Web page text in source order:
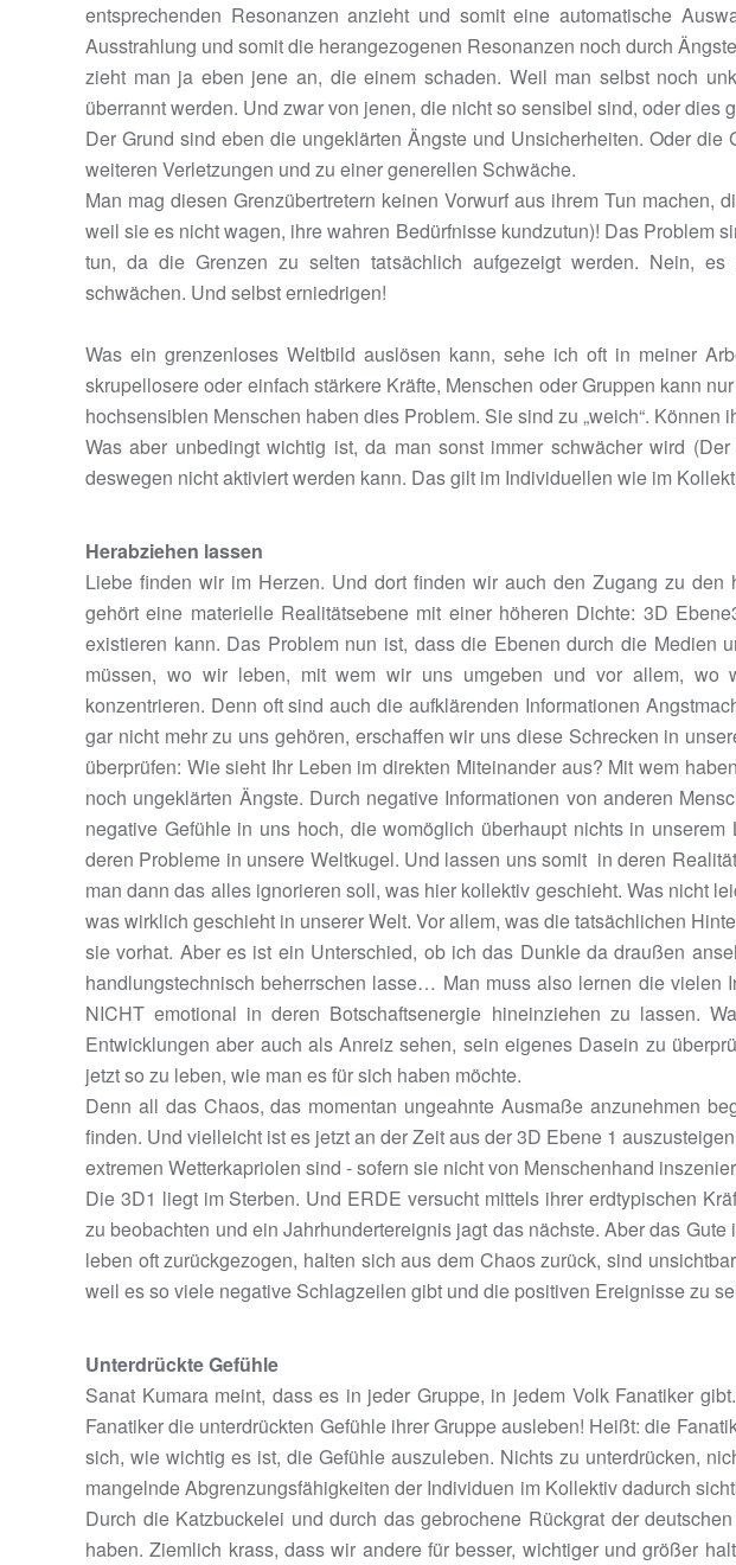
entsprechenden Resonanzen anzieht und somit eine automatische
Ausstrahlung und somit die herangezogenen Resonanzen noch durch
zieht man ja eben jene an, die einem schaden. Weil man selbst noch
überrannt werden. Und zwar von jenen, die nicht so sensibel sind, oder dies
Der Grund sind eben die ungeklärten Ängste und Unsicherheiten. Oder
weiteren Verletzungen und zu einer generellen Schwäche.
Man mag diesen Grenzübertretern keinen Vorwurf aus ihrem Tun
weil sie es nicht wagen, ihre wahren Bedürfnisse kundzutun)! Das Problem
tun, da die Grenzen zu selten tatsächlich aufgezeigt werden. Nein,
schwächen. Und selbst erniedrigen!
Was ein grenzenloses Weltbild auslösen kann, sehe ich oft in meiner
skrupellosere oder einfach stärkere Kräfte, Menschen oder Gruppen kann
hochsensiblen Menschen haben dies Problem. Sie sind zu „weich“.
Was aber unbedingt wichtig ist, da man sonst immer schwächer wird
deswegen nicht aktiviert werden kann. Das gilt im Individuellen wie im
Herabziehen lassen
Liebe finden wir im Herzen. Und dort finden wir auch den Zugang zu
gehört eine materielle Realitätsebene mit einer höheren Dichte: 3D
existieren kann. Das Problem nun ist, dass die Ebenen durch die Medien
müssen, wo wir leben, mit wem wir uns umgeben und vor allem, wo
konzentrieren. Denn oft sind auch die aufklärenden Informationen
gar nicht mehr zu uns gehören, erschaffen wir uns diese Schrecken in
überprüfen: Wie sieht Ihr Leben im direkten Miteinander aus? Mit wem
noch ungeklärten Ängste. Durch negative Informationen von anderen
negative Gefühle in uns hoch, die womöglich überhaupt nichts in
deren Probleme in unsere Weltkugel. Und lassen uns somit in deren
man dann das alles ignorieren soll, was hier kollektiv geschieht. Was nicht
was wirklich geschieht in unserer Welt. Vor allem, was die tatsächlichen
sie vorhat. Aber es ist ein Unterschied, ob ich das Dunkle da draußen
handlungstechnisch beherrschen lasse… Man muss also lernen die vielen
NICHT emotional in deren Botschaftsenergie hineinziehen zu lassen.
Entwicklungen aber auch als Anreiz sehen, sein eigenes Dasein zu
jetzt so zu leben, wie man es für sich haben möchte.
Denn all das Chaos, das momentan ungeahnte Ausmaße anzunehmen
finden. Und vielleicht ist es jetzt an der Zeit aus der 3D Ebene 1
extremen Wetterkapriolen sind - sofern sie nicht von Menschenhand
Die 3D1 liegt im Sterben. Und ERDE versucht mittels ihrer erdtypischen
zu beobachten und ein Jahrhundertereignis jagt das nächste. Aber das
leben oft zurückgezogen, halten sich aus dem Chaos zurück, sind
weil es so viele negative Schlagzeilen gibt und die positiven Ereignisse zu
Unterdrückte Gefühle
Sanat Kumara meint, dass es in jeder Gruppe, in jedem Volk Fanatiker
Fanatiker die unterdrückten Gefühle ihrer Gruppe ausleben! Heißt: die
sich, wie wichtig es ist, die Gefühle auszuleben. Nichts zu unterdrücken,
mangelnde Abgrenzungsfähigkeiten der Individuen im Kollektiv dadurch
Durch die Katzbuckelei und durch das gebrochene Rückgrat der
haben. Ziemlich krass, dass wir andere für besser, wichtiger und größer